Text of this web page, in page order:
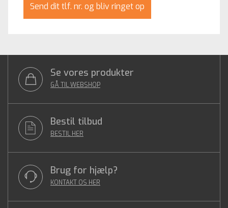
Send dit tlf. nr. og bliv ringet op
Se vores produkter
GÅ TIL WEBSHOP
Bestil tilbud
BESTIL HER
Brug for hjælp?
KONTAKT OS HER